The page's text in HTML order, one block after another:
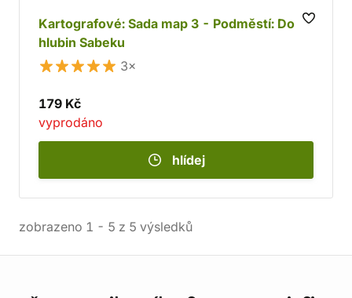
Kartografové: Sada map 3 - Podměstí: Do
hlubin Sabeku
3×
179 Kč
vyprodáno
hlídej
zobrazeno 1 - 5 z 5 výsledků